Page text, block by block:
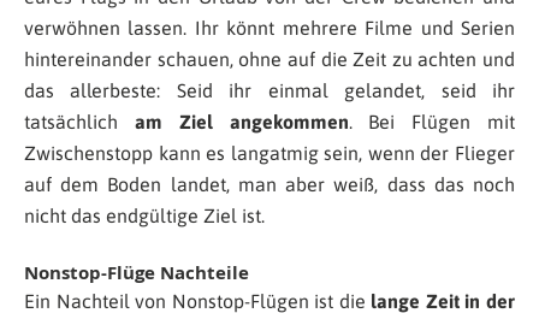
verwöhnen lassen. Ihr könnt mehrere Filme und Serien
hintereinander schauen, ohne auf die Zeit zu achten und
das allerbeste: Seid ihr einmal gelandet, seid ihr
tatsächlich am Ziel angekommen. Bei Flügen mit
Zwischenstopp kann es langatmig sein, wenn der Flieger
auf dem Boden landet, man aber weiß, dass das noch
nicht das endgültige Ziel ist.
Nonstop-Flüge Nachteile
Ein Nachteil von Nonstop-Flügen ist die lange Zeit in der